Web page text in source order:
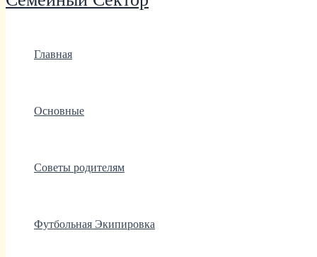
Главная
Основные
Советы родителям
Футбольная Экипировка